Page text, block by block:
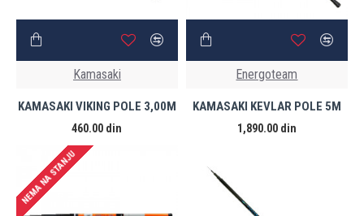
Kamasaki
KAMASAKI VIKING POLE 3,00M
460.00 din
Energoteam
KAMASAKI KEVLAR POLE 5M
1,890.00 din
NEMA NA STANJU